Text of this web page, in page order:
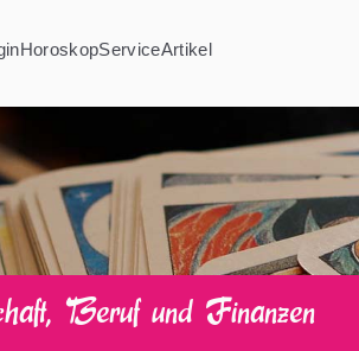
HoroskopServiceArtikel
Beruf und Finanzen